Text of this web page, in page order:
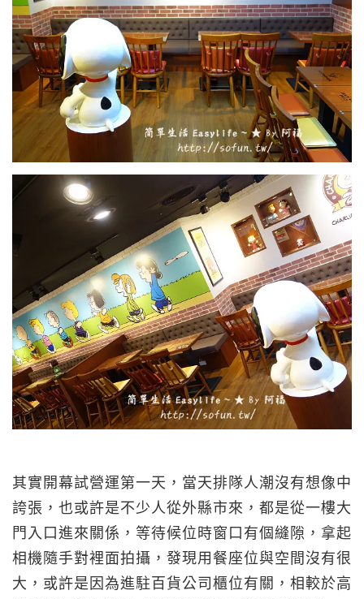
其實開幕試營運第一天，當天排隊人潮沒有想像中
誇張，也或許是不少人從外縣市來，都是從一樓大
門入口進來關係，等待候位時窗口有個縫隙，拿起
相機隨手對裡面拍攝，發現用餐座位與空間沒有很
大，或許是因為進駐百貨公司櫃位有關，相較於高